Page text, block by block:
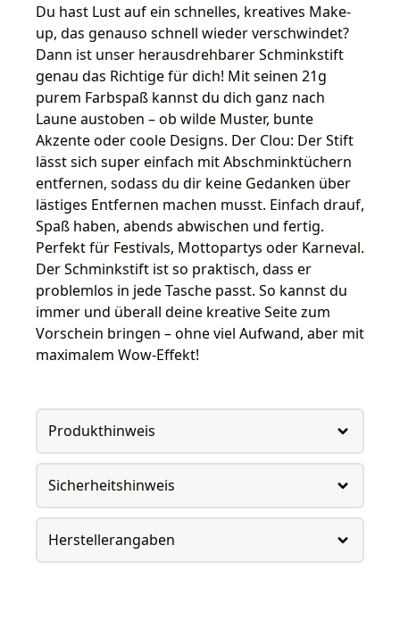
Du hast Lust auf ein schnelles, kreatives Make-
up, das genauso schnell wieder verschwindet?
Dann ist unser herausdrehbarer Schminkstift
genau das Richtige für dich! Mit seinen 21g
purem Farbspaß kannst du dich ganz nach
Laune austoben – ob wilde Muster, bunte
Akzente oder coole Designs. Der Clou: Der Stift
lässt sich super einfach mit Abschminktüchern
entfernen, sodass du dir keine Gedanken über
lästiges Entfernen machen musst. Einfach drauf,
Spaß haben, abends abwischen und fertig.
Perfekt für Festivals, Mottopartys oder Karneval.
Der Schminkstift ist so praktisch, dass er
problemlos in jede Tasche passt. So kannst du
immer und überall deine kreative Seite zum
Vorschein bringen – ohne viel Aufwand, aber mit
maximalem Wow-Effekt!
Produkthinweis
Sicherheitshinweis
Herstellerangaben